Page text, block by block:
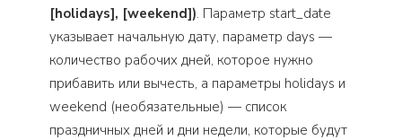
[holidays], [weekend]). Параметр start_date
указывает начальную дату, параметр days —
количество рабочих дней, которое нужно
прибавить или вычесть, а параметры holidays и
weekend (необязательные) — список
праздничных дней и дни недели, которые будут